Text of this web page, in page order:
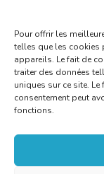
Pour offrir les
telles que les cookies
appareils. Le fait de
traiter des données
uniques sur ce site.
consentement peut
fonctions.
Interview